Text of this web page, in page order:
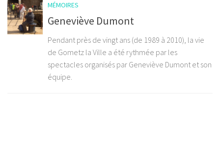
MÉMOIRES
Geneviève Dumont
Pendant près de vingt ans (de 1989 à 2010), la vie
de Gometz la Ville a été rythmée par les
spectacles organisés par Geneviève Dumont et son
équipe.